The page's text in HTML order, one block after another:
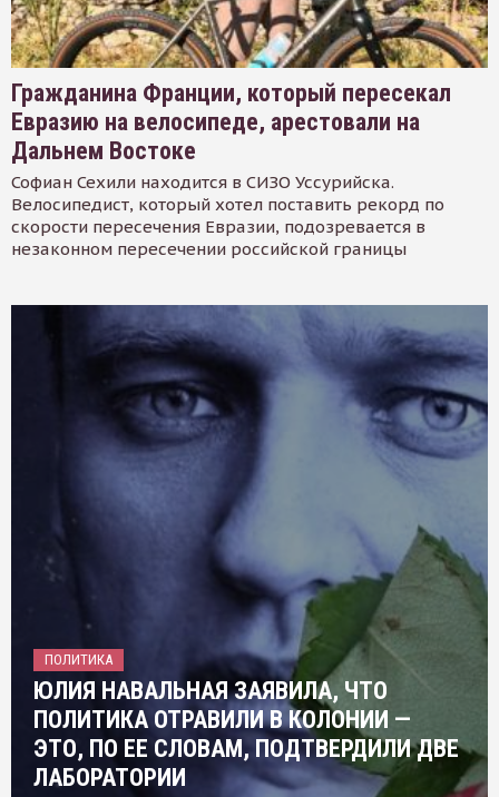
Гражданина Франции, который пересекал
Евразию на велосипеде, арестовали на
Дальнем Востоке
Софиан Сехили находится в СИЗО Уссурийска.
Велосипедист, который хотел поставить рекорд по
скорости пересечения Евразии, подозревается в
незаконном пересечении российской границы
ПОЛИТИКА
ЮЛИЯ НАВАЛЬНАЯ ЗАЯВИЛА, ЧТО
ПОЛИТИКА ОТРАВИЛИ В КОЛОНИИ —
ЭТО, ПО ЕЕ СЛОВАМ, ПОДТВЕРДИЛИ ДВЕ
ЛАБОРАТОРИИ